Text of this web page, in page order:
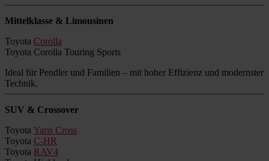
Mittelklasse & Limousinen
Toyota Corolla
Toyota Corolla Touring Sports
Ideal für Pendler und Familien – mit hoher Effizienz und modernster
Technik.
SUV & Crossover
Toyota Yaris Cross
Toyota C-HR
Toyota RAV4